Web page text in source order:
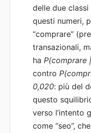
delle due
questi numeri,
“comprare”
transazionali,
ha
contro
0,020: più del
questo
verso l’intento
come “seo”,